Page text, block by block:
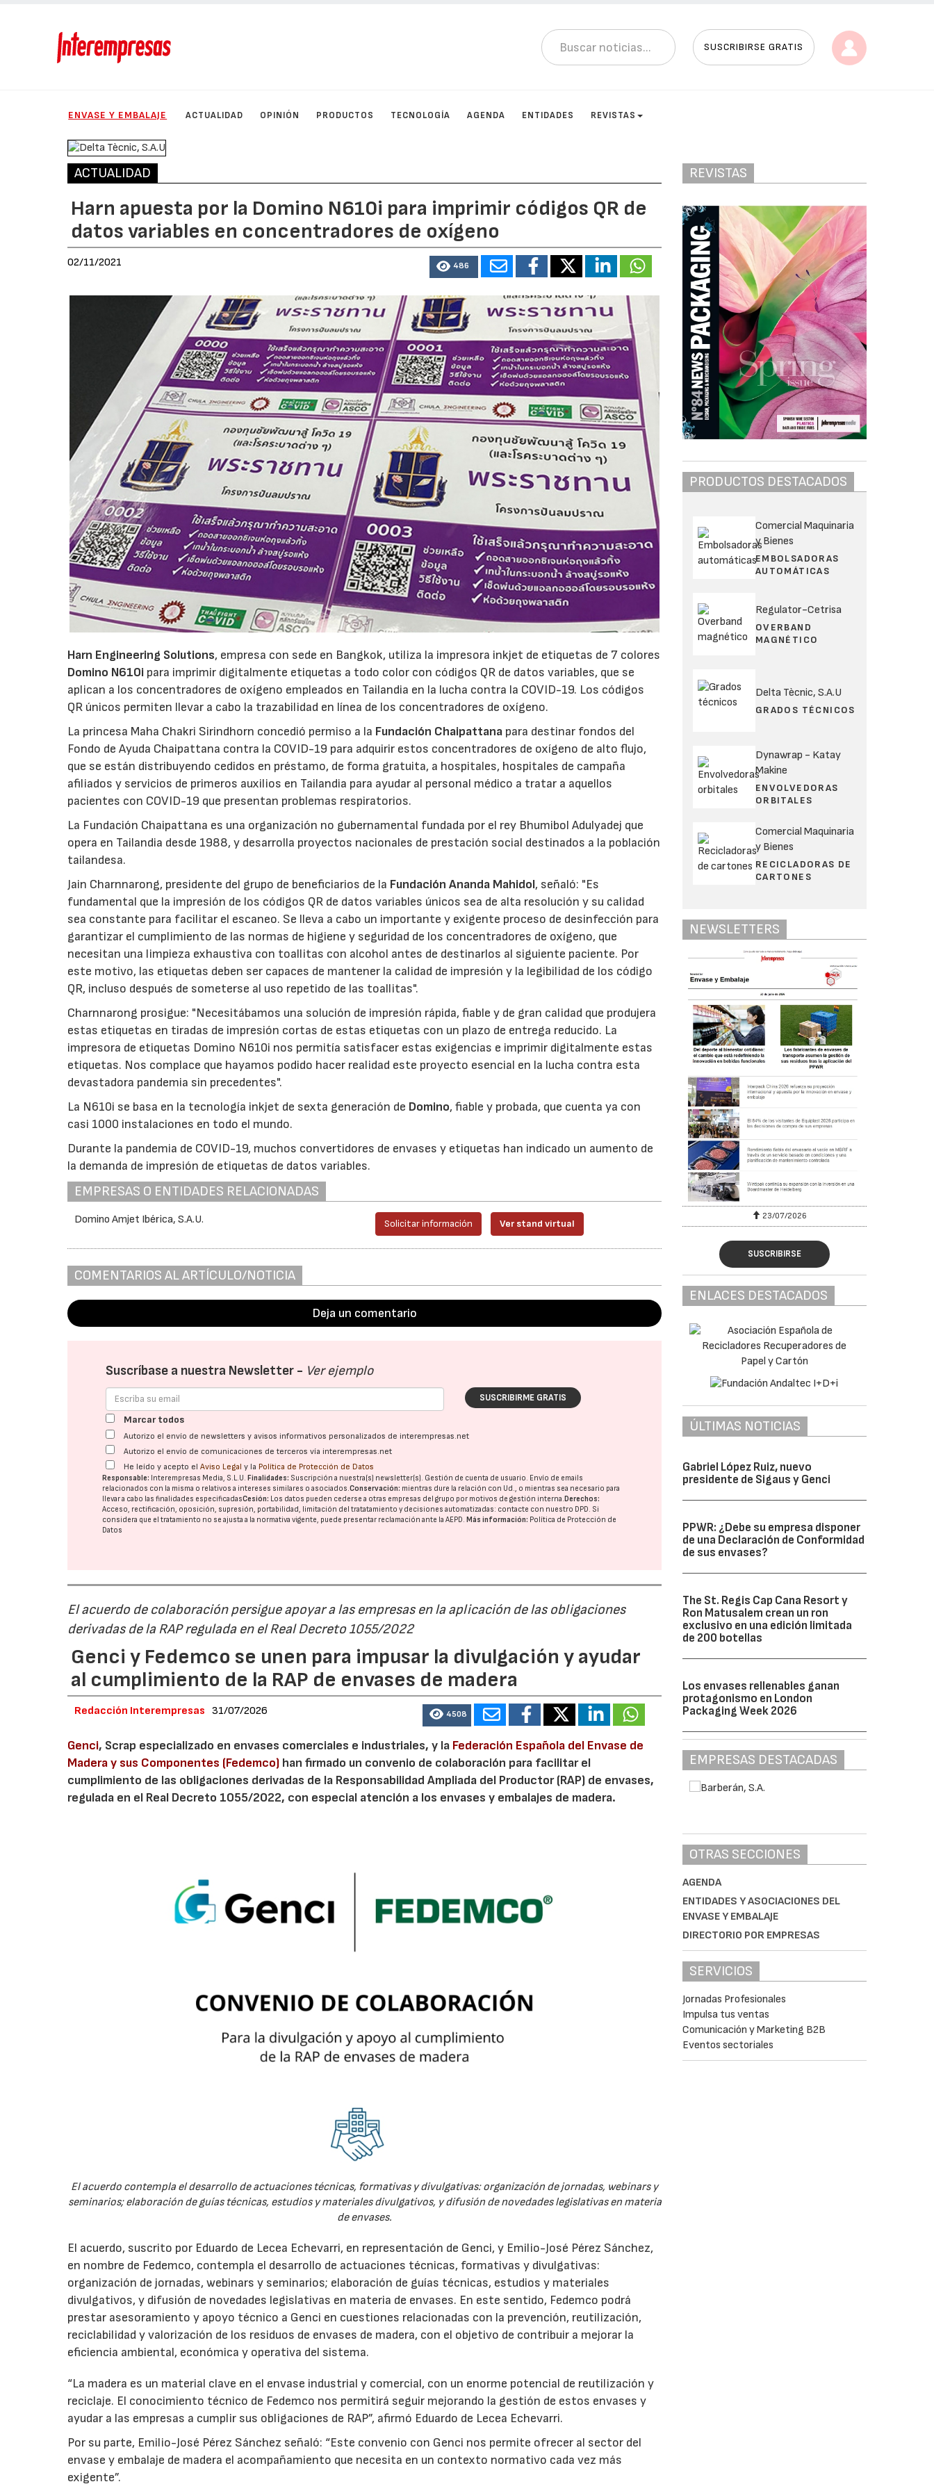
SUSCRIBIRSE GRATIS
ENVASE Y EMBALAJE ACTUALIDAD OPINIÓN PRODUCTOS TECNOLOGÍA AGENDA ENTIDADES REVISTAS
ACTUALIDAD
Harn apuesta por la Domino N610i para imprimir códigos QR de
datos variables en concentradores de oxígeno
02/11/2021 486
Harn Engineering Solutions, empresa con sede en Bangkok, utiliza la impresora inkjet de etiquetas de 7 colores
Domino N610i para imprimir digitalmente etiquetas a todo color con códigos QR de datos variables, que se
aplican a los concentradores de oxígeno empleados en Tailandia en la lucha contra la COVID-19. Los códigos
QR únicos permiten llevar a cabo la trazabilidad en línea de los concentradores de oxígeno.
La princesa Maha Chakri Sirindhorn concedió permiso a la Fundación Chaipattana para destinar fondos del
Fondo de Ayuda Chaipattana contra la COVID-19 para adquirir estos concentradores de oxígeno de alto flujo,
que se están distribuyendo cedidos en préstamo, de forma gratuita, a hospitales, hospitales de campaña
afiliados y servicios de primeros auxilios en Tailandia para ayudar al personal médico a tratar a aquellos
pacientes con COVID-19 que presentan problemas respiratorios.
La Fundación Chaipattana es una organización no gubernamental fundada por el rey Bhumibol Adulyadej que
opera en Tailandia desde 1988, y desarrolla proyectos nacionales de prestación social destinados a la población
tailandesa.
Jain Charnnarong, presidente del grupo de beneficiarios de la Fundación Ananda Mahidol, señaló: "Es
fundamental que la impresión de los códigos QR de datos variables únicos sea de alta resolución y su calidad
sea constante para facilitar el escaneo. Se lleva a cabo un importante y exigente proceso de desinfección para
garantizar el cumplimiento de las normas de higiene y seguridad de los concentradores de oxígeno, que
necesitan una limpieza exhaustiva con toallitas con alcohol antes de destinarlos al siguiente paciente. Por
este motivo, las etiquetas deben ser capaces de mantener la calidad de impresión y la legibilidad de los código
QR, incluso después de someterse al uso repetido de las toallitas".
Charnnarong prosigue: "Necesitábamos una solución de impresión rápida, fiable y de gran calidad que produjera
estas etiquetas en tiradas de impresión cortas de estas etiquetas con un plazo de entrega reducido. La
impresora de etiquetas Domino N610i nos permitía satisfacer estas exigencias e imprimir digitalmente estas
etiquetas. Nos complace que hayamos podido hacer realidad este proyecto esencial en la lucha contra esta
devastadora pandemia sin precedentes".
La N610i se basa en la tecnología inkjet de sexta generación de Domino, fiable y probada, que cuenta ya con
casi 1000 instalaciones en todo el mundo.
Durante la pandemia de COVID-19, muchos convertidores de envases y etiquetas han indicado un aumento de
la demanda de impresión de etiquetas de datos variables.
EMPRESAS O ENTIDADES RELACIONADAS
Domino Amjet Ibérica, S.A.U. Solicitar información Ver stand virtual
COMENTARIOS AL ARTÍCULO/NOTICIA
Deja un comentario
Suscríbase a nuestra Newsletter - Ver ejemplo
SUSCRIBIRME GRATIS
Marcar todos
Autorizo el envío de newsletters y avisos informativos personalizados de interempresas.net
Autorizo el envío de comunicaciones de terceros vía interempresas.net
He leído y acepto elAviso Legal y la Política de Protección de Datos
Responsable: Interempresas Media, S.L.U.Finalidades: Suscripción a nuestra(s) newsletter(s). Gestión de cuenta de usuario. Envío de emails
relacionados con la misma o relativos a intereses similares o asociados.Conservación: mientras dure la relación con Ud., o mientras sea necesario para
llevar a cabo las finalidades especificadasCesión: Los datos pueden cederse a otras empresas del grupo por motivos de gestión interna.Derechos:
Acceso, rectificación, oposición, supresión, portabilidad, limitación del tratatamiento y decisiones automatizadas: contacte con nuestro DPD. Si
considera que el tratamiento no se ajusta a la normativa vigente, puede presentar reclamación ante laAEPD.Más información: Política de Protección de
Datos
El acuerdo de colaboración persigue apoyar a las empresas en la aplicación de las obligaciones
derivadas de la RAP regulada en el Real Decreto 1055/2022
Genci y Fedemco se unen para impusar la divulgación y ayudar
al cumplimiento de la RAP de envases de madera
Redacción Interempresas 31/07/2026 4508
Genci, Scrap especializado en envases comerciales e industriales, y la Federación Española del Envase de
Madera y sus Componentes (Fedemco) han firmado un convenio de colaboración para facilitar el
cumplimiento de las obligaciones derivadas de la Responsabilidad Ampliada del Productor (RAP) de envases,
regulada en el Real Decreto 1055/2022, con especial atención a los envases y embalajes de madera.
El acuerdo contempla el desarrollo de actuaciones técnicas, formativas y divulgativas: organización de jornadas, webinars y
seminarios; elaboración de guías técnicas, estudios y materiales divulgativos, y difusión de novedades legislativas en materia
de envases.
El acuerdo, suscrito por Eduardo de Lecea Echevarri, en representación de Genci, y Emilio-José Pérez Sánchez,
en nombre de Fedemco, contempla el desarrollo de actuaciones técnicas, formativas y divulgativas:
organización de jornadas, webinars y seminarios; elaboración de guías técnicas, estudios y materiales
divulgativos, y difusión de novedades legislativas en materia de envases. En este sentido, Fedemco podrá
prestar asesoramiento y apoyo técnico a Genci en cuestiones relacionadas con la prevención, reutilización,
reciclabilidad y valorización de los residuos de envases de madera, con el objetivo de contribuir a mejorar la
eficiencia ambiental, económica y operativa del sistema.
“La madera es un material clave en el envase industrial y comercial, con un enorme potencial de reutilización y
reciclaje. El conocimiento técnico de Fedemco nos permitirá seguir mejorando la gestión de estos envases y
ayudar a las empresas a cumplir sus obligaciones de RAP”, afirmó Eduardo de Lecea Echevarri.
Por su parte, Emilio-José Pérez Sánchez señaló: “Este convenio con Genci nos permite ofrecer al sector del
envase y embalaje de madera el acompañamiento que necesita en un contexto normativo cada vez más
exigente”.
REVISTAS
PRODUCTOS DESTACADOS
Comercial Maquinaria
y Bienes
EMBOLSADORAS
AUTOMÁTICAS
Regulator-Cetrisa
OVERBAND
MAGNÉTICO
Delta Tècnic, S.A.U
GRADOS TÉCNICOS
Dynawrap - Katay
Makine
ENVOLVEDORAS
ORBITALES
Comercial Maquinaria
y Bienes
RECICLADORAS DE
CARTONES
NEWSLETTERS
30/07/2026 23/07/2026
SUSCRIBIRSE
ENLACES DESTACADOS
ÚLTIMAS NOTICIAS
Gabriel López Ruiz, nuevo
presidente de Sigaus y Genci
PPWR: ¿Debe su empresa disponer
de una Declaración de Conformidad
de sus envases?
The St. Regis Cap Cana Resort y
Ron Matusalem crean un ron
exclusivo en una edición limitada
de 200 botellas
Los envases rellenables ganan
protagonismo en London
Packaging Week 2026
EMPRESAS DESTACADAS
OTRAS SECCIONES
AGENDA
ENTIDADES Y ASOCIACIONES DEL
ENVASE Y EMBALAJE
DIRECTORIO POR EMPRESAS
SERVICIOS
Jornadas Profesionales
Impulsa tus ventas
Comunicación y Marketing B2B
Eventos sectoriales